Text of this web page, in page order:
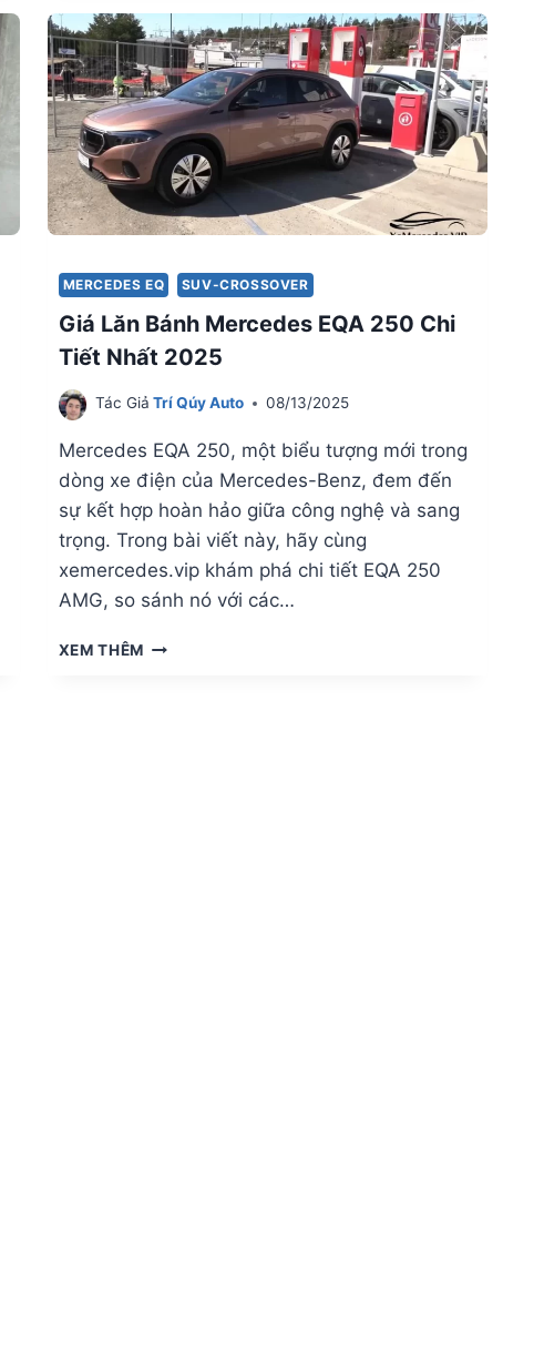
EQE
500
4MATIC
CHI
TIẾT
NHẤT
2025
MERCEDES EQ SUV-CROSSOVER
Giá Lăn Bánh Mercedes EQA 250 Chi
Tiết Nhất 2025
Tác Giả Trí Qúy Auto 08/13/2025
Mercedes EQA 250, một biểu tượng mới trong
dòng xe điện của Mercedes-Benz, đem đến
sự kết hợp hoàn hảo giữa công nghệ và sang
trọng. Trong bài viết này, hãy cùng
xemercedes.vip khám phá chi tiết EQA 250
AMG, so sánh nó với các…
XEM THÊM GIÁ